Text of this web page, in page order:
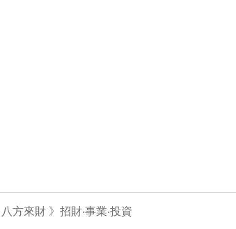
帕
八方來財 》招財‧事業‧投資